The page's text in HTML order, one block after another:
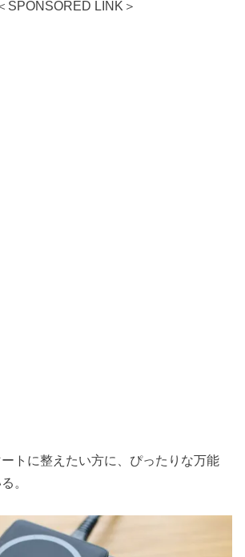
SPONSORED LINK＞
トに整えたい方に、ぴったりな万能
。